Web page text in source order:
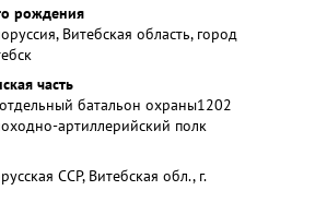
рождения
Витебская область, город
часть
батальон охраны1202
артиллерийский полк
ССР, Витебская обл., г.